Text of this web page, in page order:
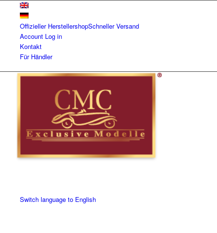
Offizieller HerstellershopSchneller Versand
Account Log in
Kontakt
Für Händler
Switch language to English